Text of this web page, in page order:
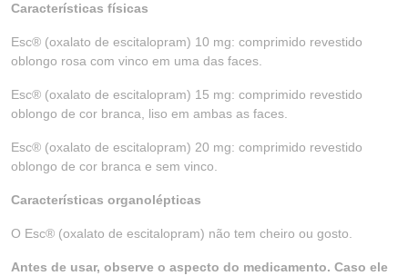
Características físicas
Esc® (oxalato de escitalopram) 10 mg: comprimido revestido
oblongo rosa com vinco em uma das faces.
Esc® (oxalato de escitalopram) 15 mg: comprimido revestido
oblongo de cor branca, liso em ambas as faces.
Esc® (oxalato de escitalopram) 20 mg: comprimido revestido
oblongo de cor branca e sem vinco.
Características organolépticas
O Esc® (oxalato de escitalopram) não tem cheiro ou gosto.
Antes de usar, observe o aspecto do medicamento. Caso ele